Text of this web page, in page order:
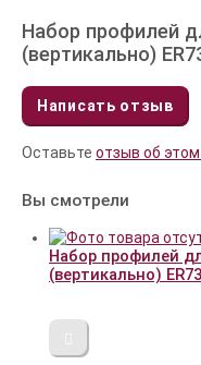
Набор профилей
(вертикально)
Написать отзыв
Оставьте отзыв об
Вы смотрели
Набор профилей
(вертикально)